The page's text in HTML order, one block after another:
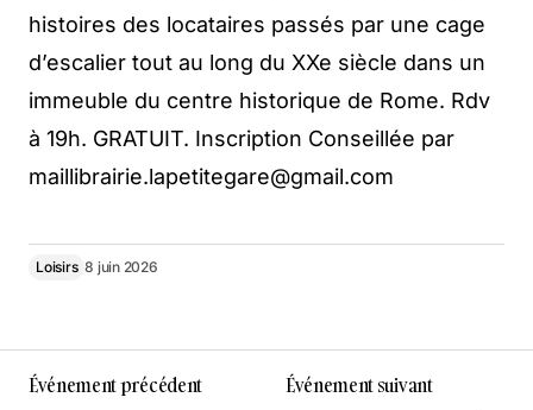
histoires des locataires passés par une cage
d’escalier tout au long du XXe siècle dans un
immeuble du centre historique de Rome. Rdv
à 19h. GRATUIT. Inscription Conseillée par
maillibrairie.lapetitegare@gmail.com
Loisirs 8 juin 2026
Événement précédent
Événement suivant